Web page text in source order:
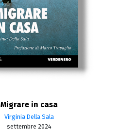
Migrare in casa
Virginia Della Sala
settembre 2024